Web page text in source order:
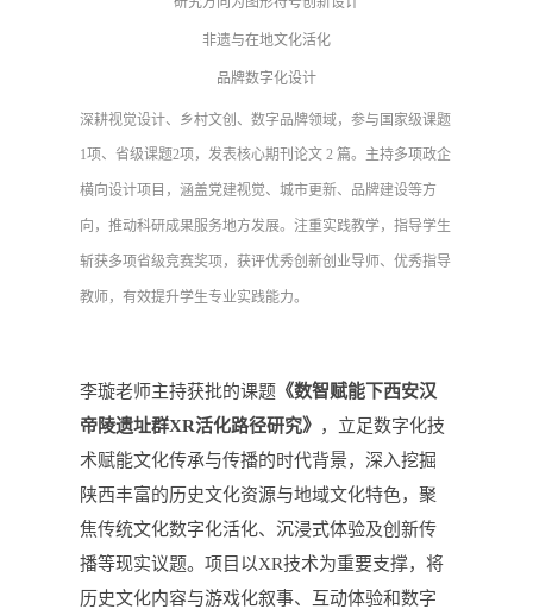
非遗与在地文化活化
品牌数字化设计
深耕视觉设计、乡村文创、数字品牌领域，参与国家级课题
1项、省级课题2项，发表核心期刊论文2篇。主持多项政企
横向设计项目，涵盖党建视觉、城市更新、品牌建设等方
向，推动科研成果服务地方发展。注重实践教学，指导学生
斩获多项省级竞赛奖项，获评优秀创新创业导师、优秀指导
教师，有效提升学生专业实践能力。
李璇老师主持获批的课题 《数智赋能下西安汉
帝陵遗址群XR活化路径研究》 ， 立足数字化技
术赋能文化传承与传播的时代背景，深入挖掘
陕西丰富的历史文化资源与地域文化特色，聚
焦传统文化数字化活化、沉浸式体验及创新传
播等现实议题。项目以XR技术为重要支撑，将
历史文化内容与游戏化叙事、互动体验和数字